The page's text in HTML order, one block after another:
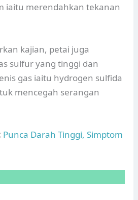
iaitu merendahkan tekanan
kajian, petai juga
sulfur yang tinggi dan
gas iaitu hydrogen sulfida
mencegah serangan
Punca Darah Tinggi, Simptom